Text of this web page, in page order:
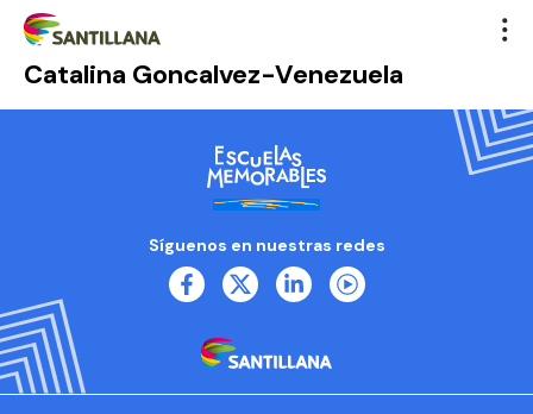
Catalina Goncalvez-Venezuela
Síguenos en nuestras redes